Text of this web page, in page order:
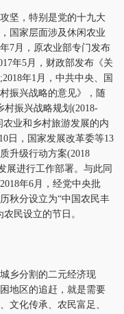
坚，特别是党的十九大
国家层面涉及休闲农业
7月，原农业部专门发布
年5月，财政部发布《关
年1月，中共中央、国
振兴战略的意见》，随
村振兴战略规划(2018-
业和乡村旅游发展的内
日，国家发展改革委等13
升级行动方案(2018
展进行工作部署。与此同
年6月，经党中央批
秋分设立为“中国农民丰
民设立的节日。
乡分割的二元经济现
地区的追赶，就是需要
文化传承、农民富足、